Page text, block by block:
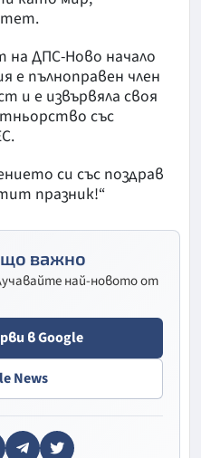
на ДПС-Ново начало
е пълноправен член
и е извървяла своя
със
си със поздрав
празник!“
важно
най-новото от
в Google
News